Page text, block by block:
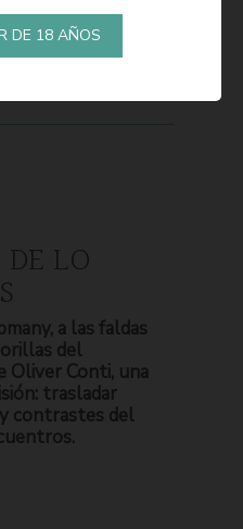
LO
a las faldas
del
Oliver Conti, una
trasladar
contrastes del
DE 18 AÑOS